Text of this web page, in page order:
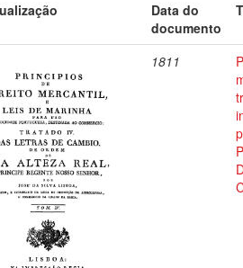
Data do
documento
1811